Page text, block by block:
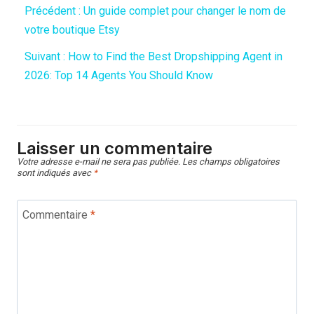
Précédent : Un guide complet pour changer le nom de
votre boutique Etsy
Suivant : How to Find the Best Dropshipping Agent in
2026: Top 14 Agents You Should Know
Laisser un commentaire
Votre adresse e-mail ne sera pas publiée. Les champs obligatoires
sont indiqués avec *
Commentaire *